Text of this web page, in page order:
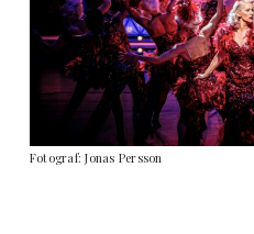
Fotograf: Jonas Persson